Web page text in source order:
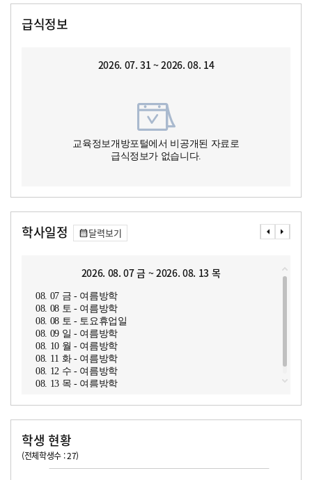
급식정보
2026. 07. 31 ~ 2026. 08. 14
교육정보개방포털에서 비공개된 자료로
급식정보가 없습니다.
학사일정 달력보기
2026. 08. 07 금 ~ 2026. 08. 13 목
08. 07 금 - 여름방학
08. 08 토 - 여름방학
08. 08 토 - 토요휴업일
08. 09 일 - 여름방학
08. 10 월 - 여름방학
08. 11 화 - 여름방학
08. 12 수 - 여름방학
08. 13 목 - 여름방학
학생 현황
(전체학생수 : 27)